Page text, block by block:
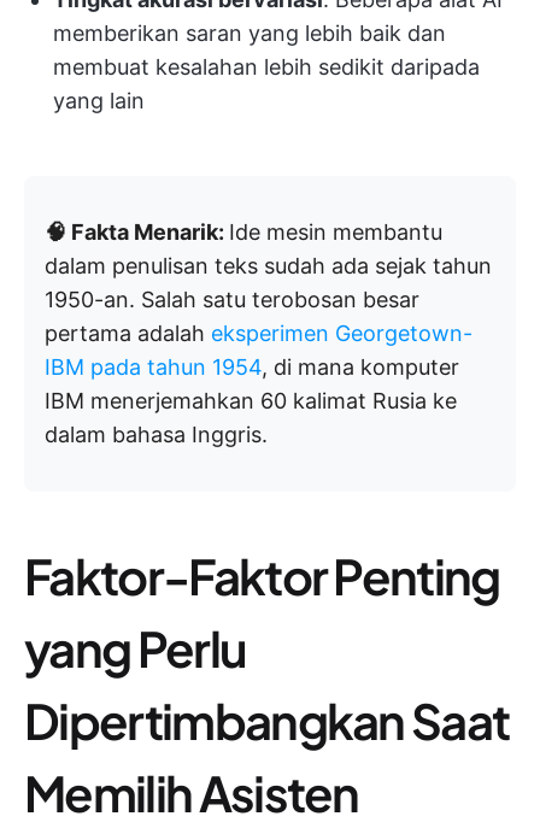
memberikan saran yang lebih baik dan
membuat kesalahan lebih sedikit daripada
yang lain
🧠 Fakta Menarik: Ide mesin membantu
dalam penulisan teks sudah ada sejak tahun
1950-an. Salah satu terobosan besar
pertama adalah eksperimen Georgetown-
IBM pada tahun 1954, di mana komputer
IBM menerjemahkan 60 kalimat Rusia ke
dalam bahasa Inggris.
Faktor-Faktor Penting
yang Perlu
Dipertimbangkan Saat
Memilih Asisten